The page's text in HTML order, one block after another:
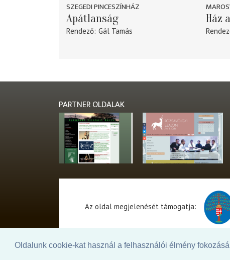
Oldalunk cookie-kat használ a felhasználói élmény
SZEGEDI PINCESZÍNHÁZ
Apátlanság
Rendező Gál Tamás
Ház
PARTNER OLDALAK
Az oldal megjelenését támogatja: